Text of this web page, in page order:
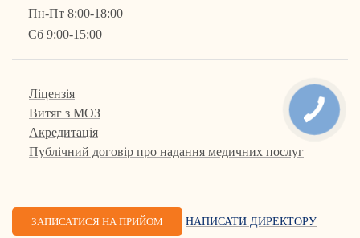
Пн-Пт 8:00-18:00
Сб 9:00-15:00
Ліцензія
Витяг з МОЗ
Акредитація
Публічний договір про надання медичних послуг
ЗАПИСАТИСЯ НА ПРИЙОМ НАПИСАТИ ДИРЕКТОРУ